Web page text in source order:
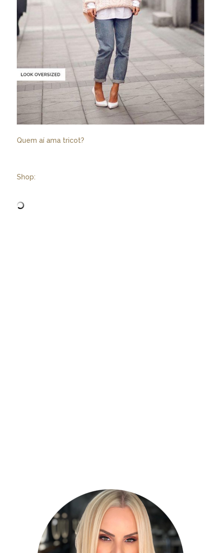
Quem aí ama tricot?
Shop: